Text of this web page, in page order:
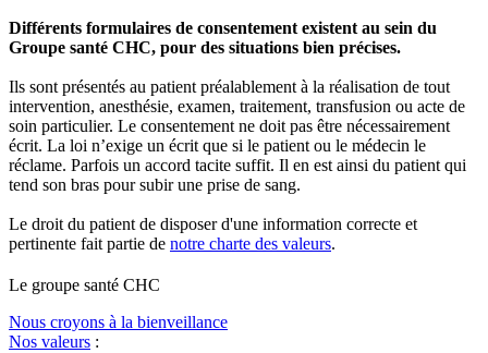
Différents formulaires de consentement existent au sein du
Groupe santé CHC, pour des situations bien précises.
Ils sont présentés au patient préalablement à la réalisation de tout
intervention, anesthésie, examen, traitement, transfusion ou acte de
soin particulier. Le consentement ne doit pas être nécessairement
écrit. La loi n’exige un écrit que si le patient ou le médecin le
réclame. Parfois un accord tacite suffit. Il en est ainsi du patient qui
tend son bras pour subir une prise de sang.
Le droit du patient de disposer d'une information correcte et
pertinente fait partie de notre charte des valeurs.
Le groupe santé CHC
Nous croyons à la bienveillance
Nos valeurs :